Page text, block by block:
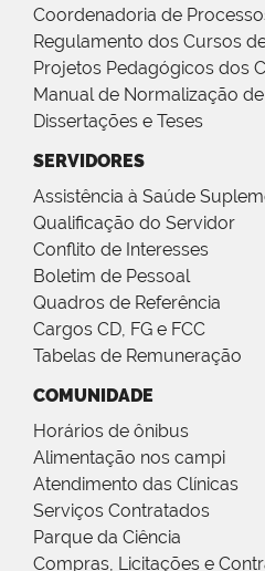
Coordenadoria de
Regulamento dos Cursos
Projetos Pedagógicos dos
Manual de Normalização
Dissertações e Teses
SERVIDORES
Assistência à Saúde
Qualificação do Servidor
Conflito de Interesses
Boletim de Pessoal
Quadros de Referência
Cargos CD, FG e FCC
Tabelas de Remuneração
COMUNIDADE
Horários de ônibus
Alimentação nos campi
Atendimento das Clínicas
Serviços Contratados
Parque da Ciência
Compras, Licitações e